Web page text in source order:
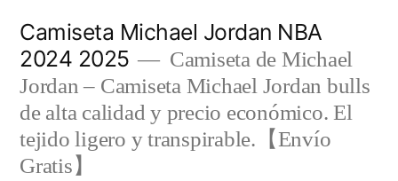
contenido
Camiseta Michael Jordan NBA
2024 2025
Camiseta de Michael
Jordan – Camiseta Michael Jordan bulls
de alta calidad y precio económico. El
tejido ligero y transpirable.【Envío
Gratis】